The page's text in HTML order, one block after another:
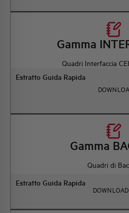
Gamma
Quadri Interfaccia
Estratto Guida Rapida
Gamma
Quadri di
Estratto Guida Rapida
DOWNLOAD